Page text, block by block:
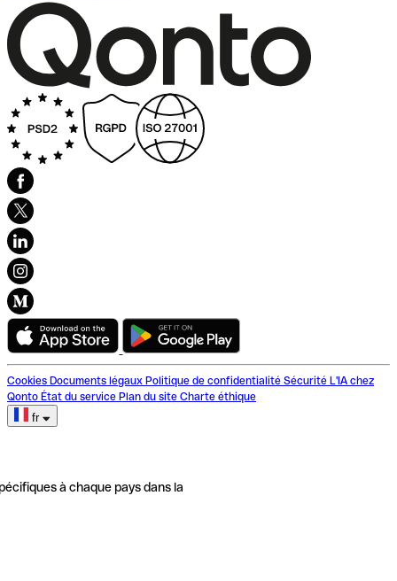
Cookies Documents légaux Politique de confidentialité Sécurité L'IA chez
Qonto État du service Plan du site Charte éthique
fr
à chaque pays dans la